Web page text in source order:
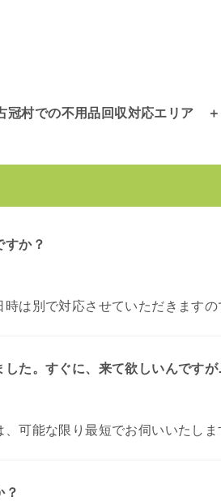
冠村での不用品回収対応エリア
すか？
は別で対応させていただきますの
した。すぐに、来て欲しいんです
可能な限り最短でお伺いいたしま
？